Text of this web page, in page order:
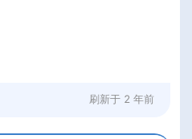
刷新于 2 年前